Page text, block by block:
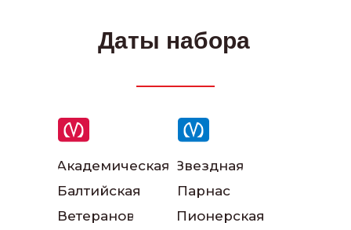
Даты набора
Академическая
Балтийская
Ветеранов
Звездная
Пионерская
Парнас
Написать в ВКонтакте
Написать в телеграм